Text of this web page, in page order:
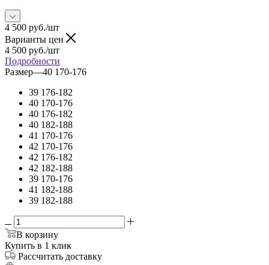
4 500 руб./шт
Варианты цен
4 500 руб./шт
Подробности
Размер—40 170-176
39 176-182
40 170-176
40 176-182
40 182-188
41 170-176
42 170-176
42 176-182
42 182-188
39 170-176
41 182-188
39 182-188
В корзину
Купить в 1 клик
Рассчитать доставку